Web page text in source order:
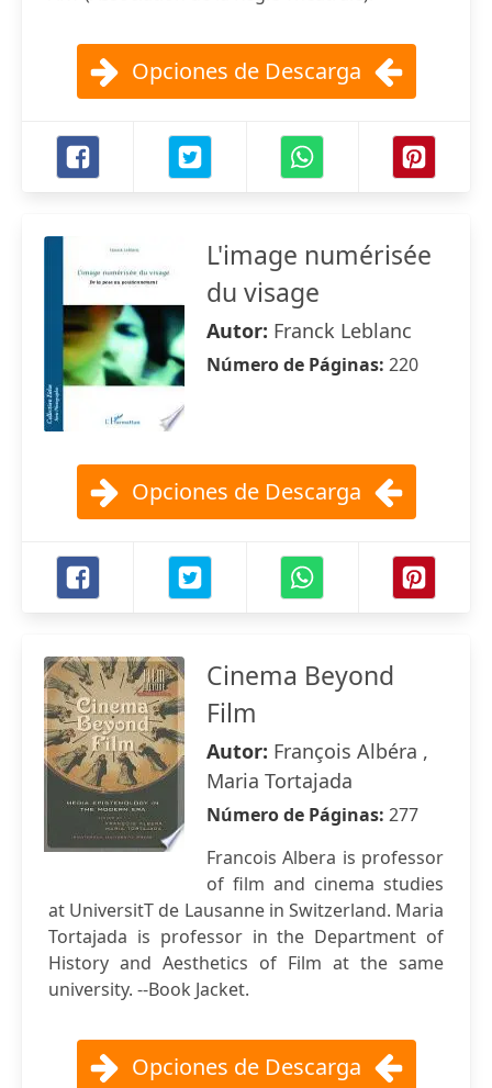
Opciones de Descarga
L'image numérisée
du visage
Autor: Franck Leblanc
Número de Páginas: 220
Opciones de Descarga
Cinema Beyond
Film
Autor: François Albéra ,
Maria Tortajada
Número de Páginas: 277
Francois Albera is professor
of film and cinema studies
at UniversitT de Lausanne in Switzerland. Maria
Tortajada is professor in the Department of
History and Aesthetics of Film at the same
university. --Book Jacket.
Opciones de Descarga